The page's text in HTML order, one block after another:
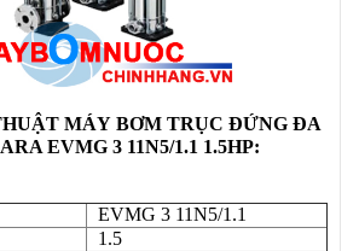
MÁY BƠM TRỤC ĐỨNG ĐA
EVMG 3 11N5/1.1 1.5HP:
EVMG 3 11N5/1.1
1.5